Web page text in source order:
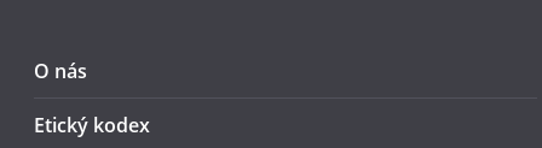
O nás
Etický kodex